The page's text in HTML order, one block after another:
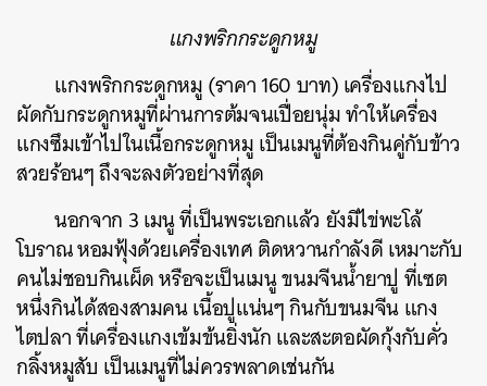
แกงพริกกระดูกหมู
แกงพริกกระดูกหมู (ราคา 160 บาท) เครื่องแกงไป
ผัดกับกระดูกหมูที่ผ่านการต้มจนเปื่อยนุ่ม ทำให้เครื่อง
แกงซึมเข้าไปในเนื้อกระดูกหมู เป็นเมนูที่ต้องกินคู่กับข้าว
สวยร้อนๆ ถึงจะลงตัวอย่างที่สุด
นอกจาก 3 เมนู ที่เป็นพระเอกแล้ว ยังมีไข่พะโล้
โบราณ หอมฟุ้งด้วยเครื่องเทศ ติดหวานกำลังดี เหมาะกับ
คนไม่ชอบกินเผ็ด หรือจะเป็นเมนู ขนมจีนน้ำยาปู ที่เซต
หนึ่งกินได้สองสามคน เนื้อปูแน่นๆ กินกับขนมจีน แกง
ไตปลา ที่เครื่องแกงเข้มข้นยิ่งนัก และสะตอผัดกุ้งกับคั่ว
กลิ้งหมูสับ เป็นเมนูที่ไม่ควรพลาดเช่นกัน